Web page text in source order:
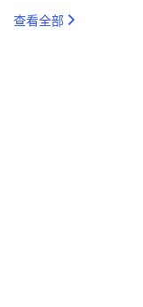
查看全部